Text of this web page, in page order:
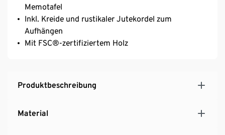
Memotafel
Inkl. Kreide und rustikaler Jutekordel zum
Aufhängen
Mit FSC®-zertifiziertem Holz
Produktbeschreibung
Material